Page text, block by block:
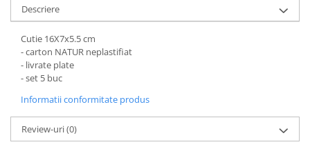
CUTII FARA FEREASTRA PENTRU
MARTURII
CUTII FUND + CAPAC
CUTII PENTRU BOMBOANE,
DRAJEURI
CUTII PENTRU OUA/FIGURINE DE
CIOCOLATA
CUTII TABLETE PENTRU CIOCOLATA
Descriere
Cutie 16X7x5.5 cm
- carton NATUR neplastifiat
- livrate plate
- set 5 buc
Informatii conformitate produs
Review-uri(0)